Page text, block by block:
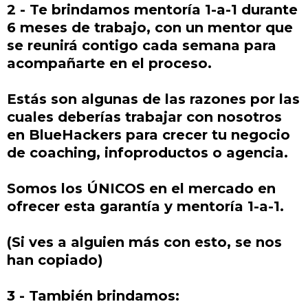
2 - Te brindamos mentoría 1-a-1 durante
6 meses de trabajo, con un mentor que
se reunirá contigo cada semana para
acompañarte en el proceso.
Estás son algunas de las razones por las
cuales deberías trabajar con nosotros
en BlueHackers para crecer tu negocio
de coaching, infoproductos o agencia.
Somos los ÚNICOS en el mercado en
ofrecer esta garantía y mentoría 1-a-1.
(Si ves a alguien más con esto, se nos
han copiado)
3 - También brindamos: